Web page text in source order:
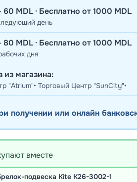
MDL · Бесплатно от 1000 MDL
день
MDL · Бесплатно от 1000 MDL
дня
из магазина:
"Atrium"• Торговый Центр "SunCity"•
получении или онлайн
вместе
подвеска Kite K26-3002-1